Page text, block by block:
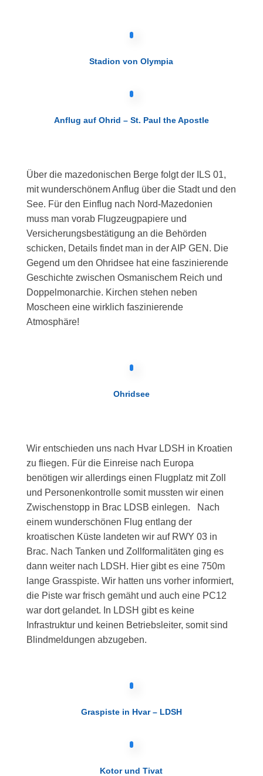
Stadion von Olympia
Anflug auf Ohrid – St. Paul the Apostle
Über die mazedonischen Berge folgt der ILS 01,
mit wunderschönem Anflug über die Stadt und den
See. Für den Einflug nach Nord-Mazedonien
muss man vorab Flugzeugpapiere und
Versicherungsbestätigung an die Behörden
schicken, Details findet man in der AIP GEN. Die
Gegend um den Ohridsee hat eine faszinierende
Geschichte zwischen Osmanischem Reich und
Doppelmonarchie. Kirchen stehen neben
Moscheen eine wirklich faszinierende
Atmosphäre!
Ohridsee
Wir entschieden uns nach Hvar LDSH in Kroatien
zu fliegen. Für die Einreise nach Europa
benötigen wir allerdings einen Flugplatz mit Zoll
und Personenkontrolle somit mussten wir einen
Zwischenstopp in Brac LDSB einlegen. Nach
einem wunderschönen Flug entlang der
kroatischen Küste landeten wir auf RWY 03 in
Brac. Nach Tanken und Zollformalitäten ging es
dann weiter nach LDSH. Hier gibt es eine 750m
lange Grasspiste. Wir hatten uns vorher informiert,
die Piste war frisch gemäht und auch eine PC12
war dort gelandet. In LDSH gibt es keine
Infrastruktur und keinen Betriebsleiter, somit sind
Blindmeldungen abzugeben.
Graspiste in Hvar – LDSH
Kotor und Tivat